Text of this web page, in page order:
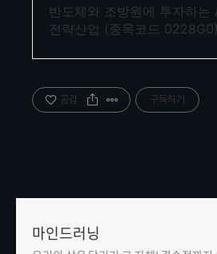
반도체와 조방원에 투자하는
전략산업 (종목코드 0228G0)
공감 구독하기
마인드러닝